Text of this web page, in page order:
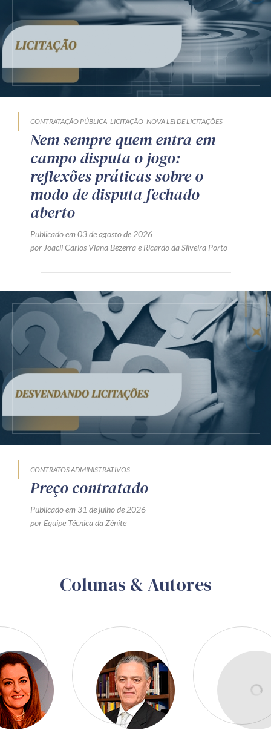
CONTRATAÇÃO PÚBLICA LICITAÇÃO NOVA LEI DE LICITAÇÕES
Nem sempre quem entra em
campo disputa o jogo:
reflexões práticas sobre o
modo de disputa fechado-
aberto
Publicado em 03 de agosto de 2026
por Joacil Carlos Viana Bezerrae Ricardo da Silveira Porto
CONTRATOS ADMINISTRATIVOS
Preço contratado
Publicado em 31 de julho de 2026
por Equipe Técnica da Zênite
Colunas & Autores